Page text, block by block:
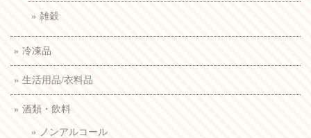
雑穀
冷凍品
生活用品/衣料品
酒類・飲料
ノンアルコール